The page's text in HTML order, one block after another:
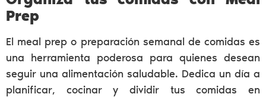
Prep
El meal prep o preparación semanal de comidas es
una herramienta poderosa para quienes desean
seguir una alimentación saludable. Dedica un día a
planificar, cocinar y dividir tus comidas en